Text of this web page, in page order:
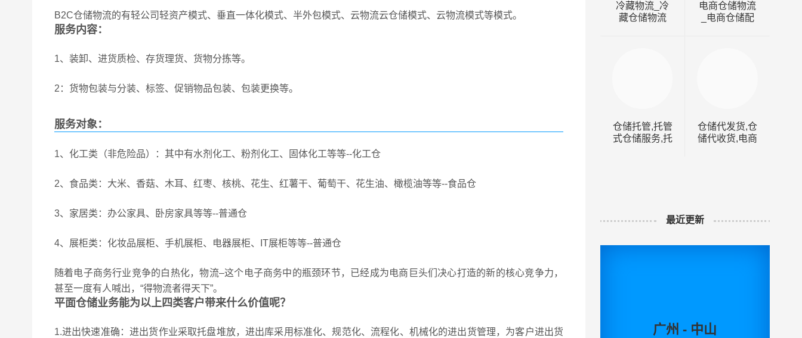
B2C仓储物流的有轻公司轻资产模式、垂直一体化模式、半外包模式、云物流云仓储模式、云物流模式等模式。
服务内容：
1、装卸、进货质检、存货理货、货物分拣等。
2：货物包装与分装、标签、促销物品包装、包装更换等。
服务对象：
1、化工类（非危险品）：其中有水剂化工、粉剂化工、固体化工等等--化工仓
2、食品类：大米、香菇、木耳、红枣、核桃、花生、红薯干、葡萄干、花生油、橄榄油等等--食品仓
3、家居类：办公家具、卧房家具等等--普通仓
4、展柜类：化妆品展柜、手机展柜、电器展柜、IT展柜等等--普通仓
随着电子商务行业竞争的白热化，物流–这个电子商务中的瓶颈环节，已经成为电商巨头们决心打造的新的核心竞争力，
甚至一度有人喊出，“得物流者得天下”。
平面仓储业务能为以上四类客户带来什么价值呢？
1.进出快速准确：进出货作业采取托盘堆放，进出库采用标准化、规范化、流程化、机械化的进出货管理，为客户进出货
冷藏物流_冷
藏仓储物流
电商仓储物流
_电商仓储配
仓储托管,托管
式仓储服务,托
仓储代发货,仓
储代收货,电商
最近更新
广州 - 中山